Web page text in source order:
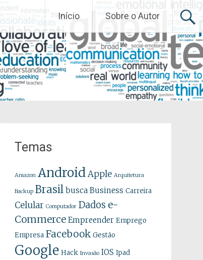
Início Sobre o Autor
Temas
Amazon AndroidApple Arquitetura
Backup Brasil busca Business Carreira
Celular Computador Dados e-
Commerce Empreender Emprego
Empresa Facebook Gestão
Google Hack Invasão IOS Ipad